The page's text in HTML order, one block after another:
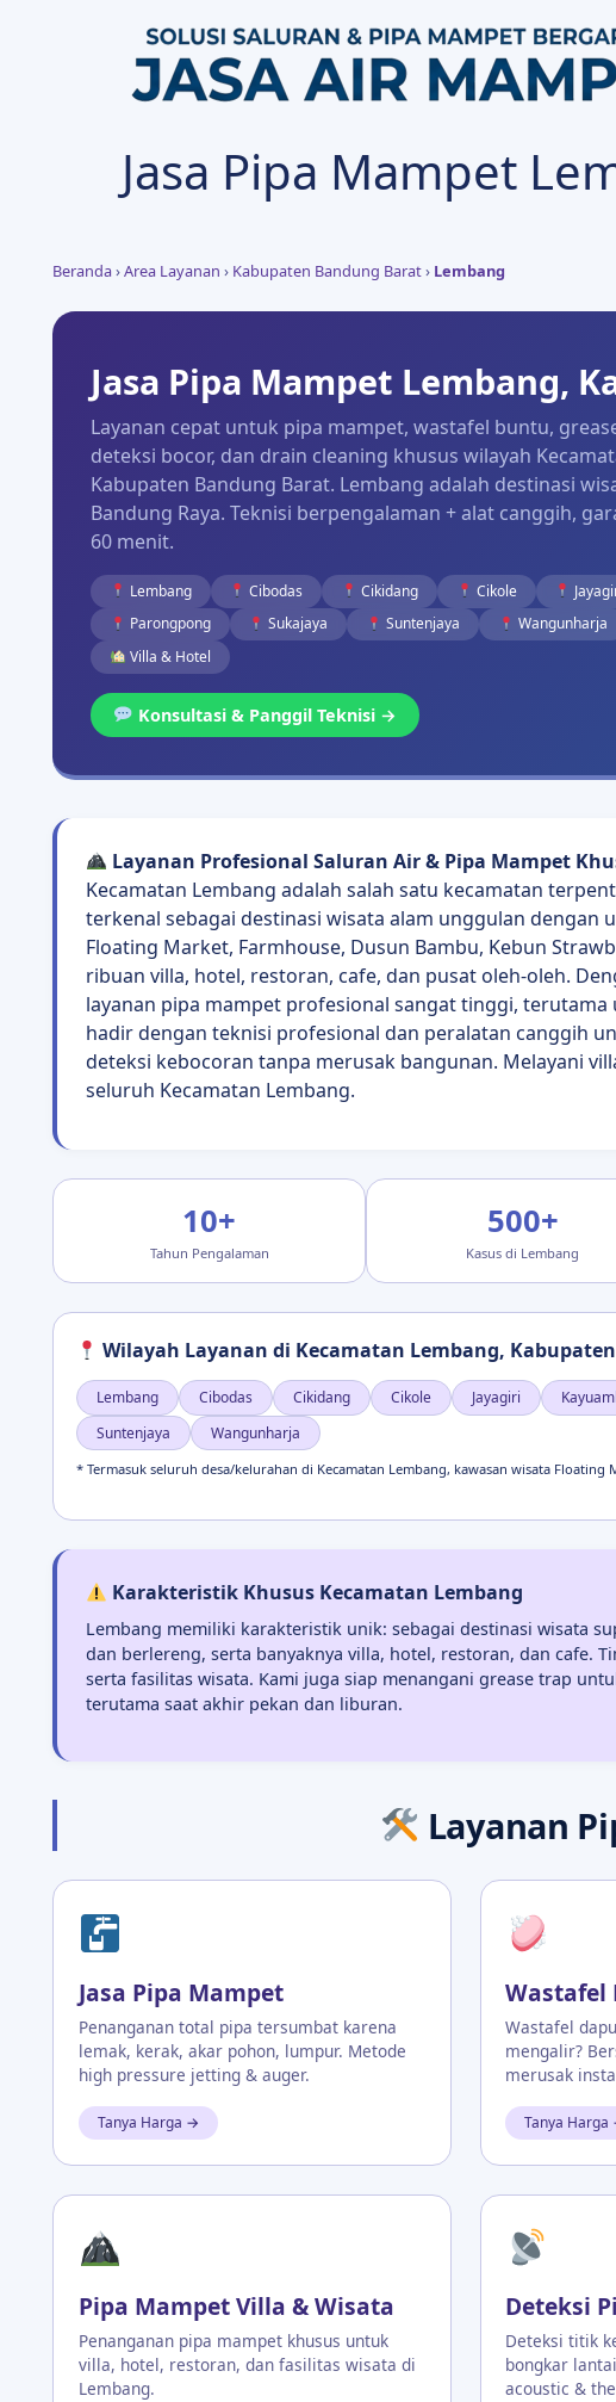
Jasa Pipa Mampet
Beranda›Area Layanan › Kabupaten Bandung Barat› Lembang
Jasa Pipa Mampet Lembang,
Layanan cepat untuk pipa mampet, wastafel buntu,
deteksi bocor, dan drain cleaning khusus wilayah
Kabupaten Bandung Barat. Lembang adalah destinasi
Bandung Raya. Teknisi berpengalaman + alat canggih,
60 menit.
Lembang Cibodas Cikidang Cikole
Parongpong
Sukajaya Suntenjaya Wangunharja
Villa & Hotel
Konsultasi & Panggil Teknisi →
Layanan Profesional Saluran Air & Pipa Mampet
Kecamatan Lembang adalah salah satu kecamatan
terkenal sebagai destinasi wisata alam unggulan dengan
Floating Market, Farmhouse, Dusun Bambu, Kebun
ribuan villa, hotel, restoran, cafe, dan pusat oleh-oleh.
layanan pipa mampet profesional sangat tinggi,
hadir dengan teknisi profesional dan peralatan canggih
deteksi kebocoran tanpa merusak bangunan. Melayani
seluruh Kecamatan Lembang.
10+
Tahun Pengalaman
500+
Kasus di Lembang
Wilayah Layanan di Kecamatan Lembang,
Lembang Cibodas Cikidang Cikole Jayagiri
Suntenjaya
Wangunharja
* Termasuk seluruh desa/kelurahan di Kecamatan Lembang, kawasan wisata
Karakteristik Khusus Kecamatan Lembang
Lembang memiliki karakteristik unik: sebagai destinasi wisata
dan berlereng, serta banyaknya villa, hotel, restoran, dan cafe.
serta fasilitas wisata. Kami juga siap menangani grease trap
terutama saat akhir pekan dan liburan.
Layanan
Jasa Pipa Mampet
Penanganan total pipa tersumbat karena
lemak, kerak, akar pohon, lumpur. Metode
high pressure jetting & auger.
Tanya Harga →
Wastafel
Wastafel
mengalir?
merusak
Tanya Harga
Pipa Mampet Villa & Wisata
Penanganan pipa mampet khusus untuk
villa, hotel, restoran, dan fasilitas wisata di
Lembang.
Deteksi
Deteksi titik
bongkar
acoustic &